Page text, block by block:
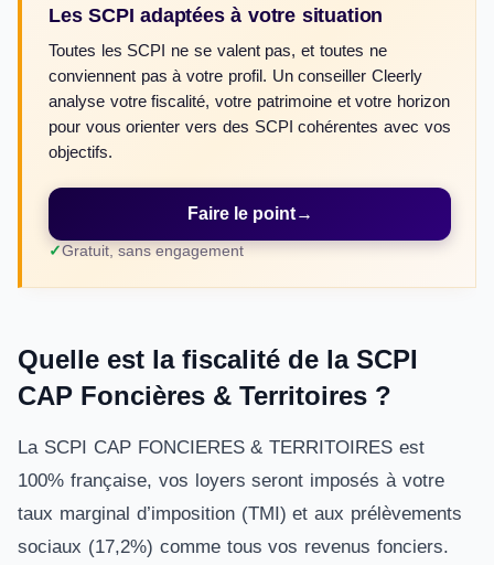
Les SCPI adaptées à votre situation
Toutes les SCPI ne se valent pas, et toutes ne
conviennent pas à votre profil. Un conseiller Cleerly
analyse votre fiscalité, votre patrimoine et votre horizon
pour vous orienter vers des SCPI cohérentes avec vos
objectifs.
Faire le point→
Gratuit, sans engagement
Quelle est la fiscalité de la SCPI
CAP Foncières & Territoires ?
La SCPI CAP FONCIERES & TERRITOIRES est
100% française, vos loyers seront imposés à votre
taux marginal d’imposition (TMI) et aux prélèvements
sociaux (17,2%) comme tous vos revenus fonciers.